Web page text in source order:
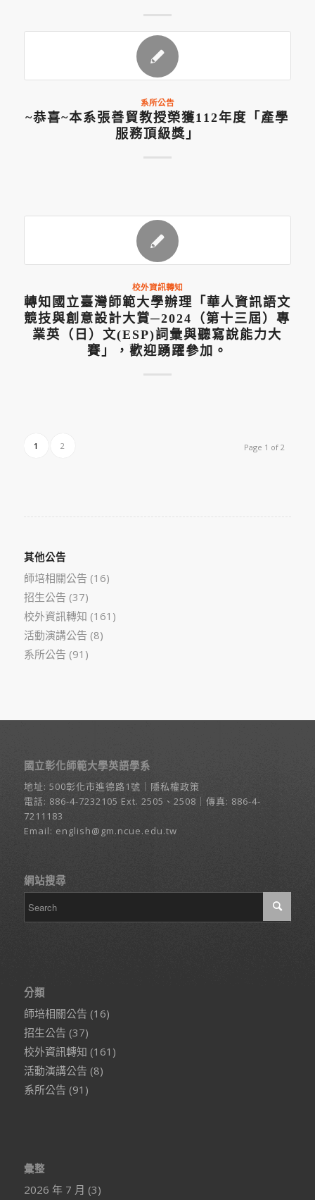
系所公告
~恭喜~本系張善貿教授榮獲112年度「產學
服務頂級獎」
校外資訊轉知
轉知國立臺灣師範大學辦理「華人資訊語文
競技與創意設計大賞─2024（第十三屆）專
業英（日）文(ESP)詞彙與聽寫說能力大
賽」，歡迎踴躍參加。
Page 1 of 2
1 2
其他公告
師培相關公告 (16)
招生公告 (37)
校外資訊轉知 (161)
活動演講公告 (8)
系所公告 (91)
國立彰化師範大學英語學系
地址: 500彰化市進德路1號 ｜ 隱私權政策
電話: 886-4-7232105 Ext. 2505、2508｜傳真: 886-4-
7211183
Email: english@gm.ncue.edu.tw
網站搜尋
分類
師培相關公告 (16)
招生公告 (37)
校外資訊轉知 (161)
活動演講公告 (8)
系所公告 (91)
彙整
2026 年 7 月 (3)